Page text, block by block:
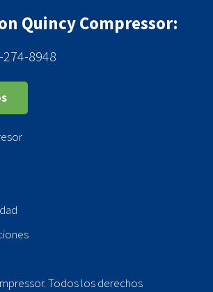
Quincy Compressor:
8948
Todos los derechos